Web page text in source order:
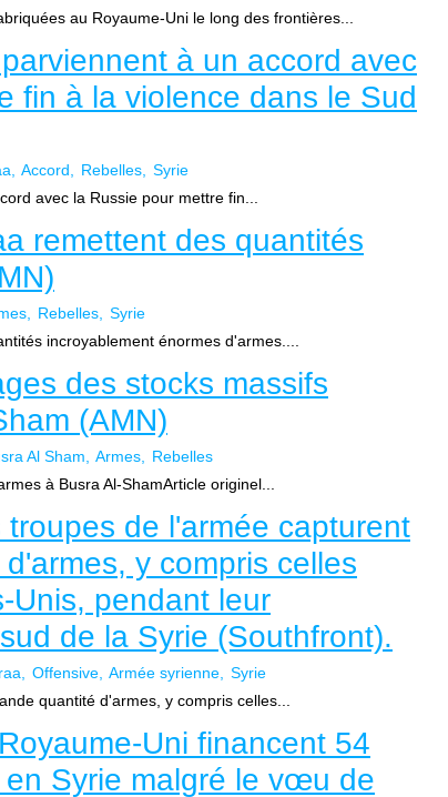
au Royaume-Uni le long des frontières...
à un accord avec
fin à la violence dans le Sud
Accord Rebelles
Syrie
avec la Russie pour mettre fin...
remettent des quantités
Rebelles
Syrie
incroyablement énormes d'armes....
des stocks massifs
(AMN)
Al Sham Armes
Rebelles
à Busra Al-ShamArticle originel...
de l'armée capturent
y compris celles
Unis, pendant leur
de la Syrie (Southfront).
Offensive Armée syrienne
Syrie
quantité d'armes, y compris celles...
Uni financent 54
Syrie malgré le vœu de